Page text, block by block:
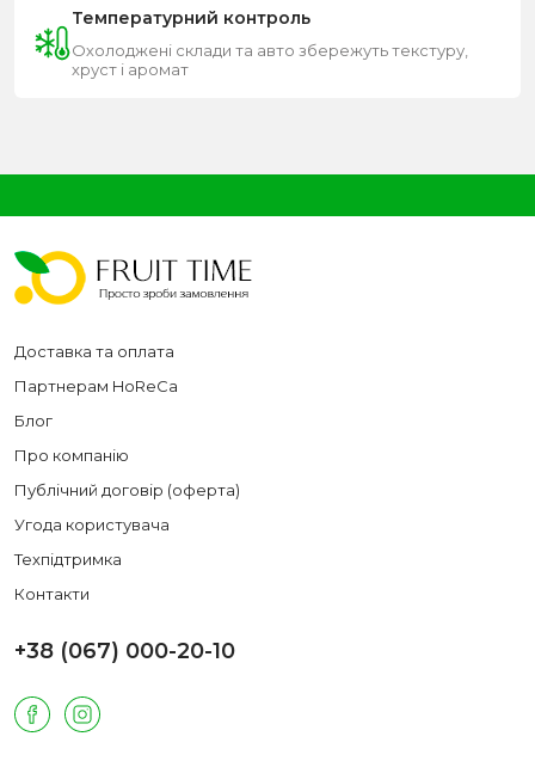
Температурний контроль
Охолоджені склади та авто збережуть текстуру,
хруст і аромат
Доставка та оплата
Партнерам HoReCa
Блог
Про компанію
Публічний договір (оферта)
Угода користувача
Техпідтримка
Контакти
+38 (067) 000-20-10